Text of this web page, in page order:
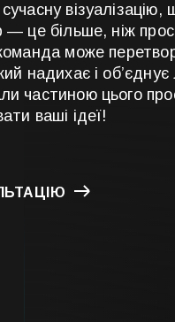
— це більше, ніж
може
надихає і
частиною цього
ваші ідеї!